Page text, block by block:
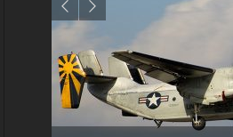
Air France-KLM